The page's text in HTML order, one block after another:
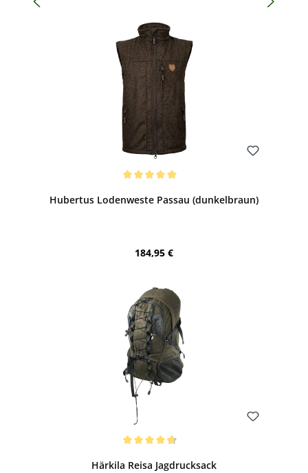
Hubertus Lodenweste Passau (dunkelbraun)
Regulärer Preis:
184,95 €
Härkila Reisa Jagdrucksack